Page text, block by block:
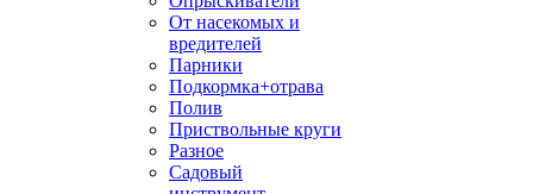
От насекомых и
вредителей
Парники
Подкормка+отрава
Полив
Приствольные круги
Разное
Садовый